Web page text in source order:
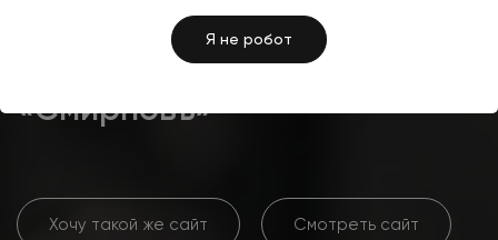
Я не робот
дистрибьютора
холодильного оборудования
«Смирновъ»
Хочу такой же сайт Смотреть сайт